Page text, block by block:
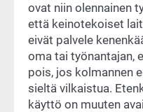
ovat niin olennainen
että keinotekoiset
eivät palvele
oma tai työnantajan,
pois, jos kolmannen
sieltä vilkaistua.
käyttö on muuten